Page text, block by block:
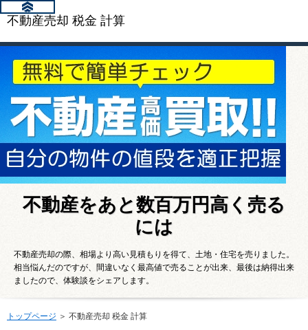
不動産売却 税金 計算
不動産をあと数百万円高く売る
には
不動産売却の際、相場より高い見積もりを得て、土地・住宅を売りました。
相当悩んだのですが、間違いなく最高値で売ることが出来、最後は納得出来
ましたので、体験談をシェアします。
トップページ ＞ 不動産売却 税金 計算